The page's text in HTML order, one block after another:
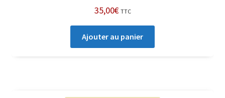
35,00€ TTC
Ajouter au panier